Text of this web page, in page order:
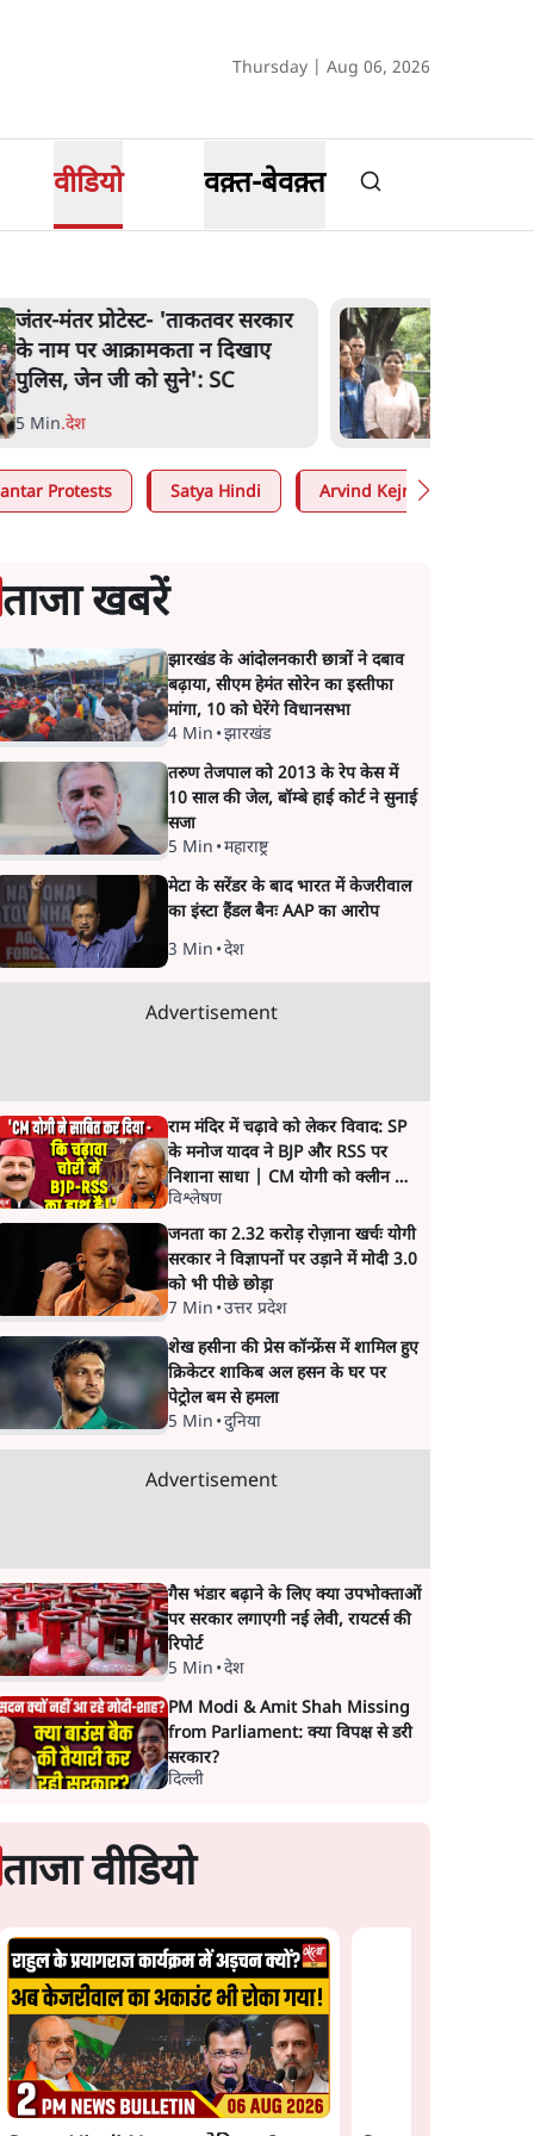
Thursday | Aug 06, 2026
वीडियो वक़्त-बेवक़्त
जंतर-मंतर प्रोटेस्ट- 'ताकतवर सरकार
के नाम पर आक्रामकता न दिखाए
पुलिस, जेन जी को सुने': SC
5 Min.देश
Protests Satya Hindi Arvind Kejriwal
ताजा खबरें
झारखंड के आंदोलनकारी छात्रों ने दबाव
बढ़ाया, सीएम हेमंत सोरेन का इस्तीफा
मांगा, 10 को घेरेंगे विधानसभा
4 Min •झारखंड
तरुण तेजपाल को 2013 के रेप केस में
10 साल की जेल, बॉम्बे हाई कोर्ट ने सुनाई
सजा
5 Min •महाराष्ट्र
मेटा के सरेंडर के बाद भारत में केजरीवाल
का इंस्टा हैंडल बैनः AAP का आरोप
3 Min •देश
Advertisement
राम मंदिर में चढ़ावे को लेकर विवाद: SP
के मनोज यादव ने BJP और RSS पर
निशाना साधा | CM योगी को क्लीन चिट
मिली
विश्लेषण
जनता का 2.32 करोड़ रोज़ाना खर्चः योगी
सरकार ने विज्ञापनों पर उड़ाने में मोदी 3.0
को भी पीछे छोड़ा
7 Min •उत्तर प्रदेश
शेख हसीना की प्रेस कॉन्फ्रेंस में शामिल हुए
क्रिकेटर शाकिब अल हसन के घर पर
पेट्रोल बम से हमला
5 Min •दुनिया
Advertisement
गैस भंडार बढ़ाने के लिए क्या उपभोक्ताओं
पर सरकार लगाएगी नई लेवी, रायटर्स की
रिपोर्ट
5 Min •देश
PM Modi & Amit Shah Missing
from Parliament: क्या विपक्ष से डरी
सरकार?
दिल्ली
ताजा वीडियो